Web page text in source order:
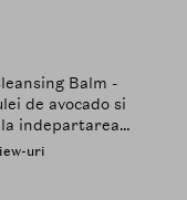
Balm -
de avocado si
indepartarea
- 100 ml
uri